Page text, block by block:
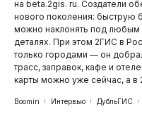
на beta.2gis. ru. Создатели
нового поколения: быструю
можно наклонять под любым
деталях. При этом 2ГИС в
только городами — он
трасс, заправок, кафе и
карты можно уже сейчас, а в
Boomin Интервью ДубльГИС